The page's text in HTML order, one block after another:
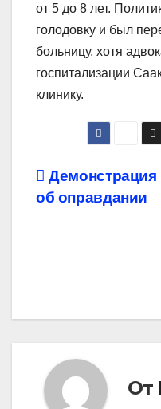
от 5 до 8 лет.
голодовку и был
больницу, хотя
госпитализации
клинику.
Навигация
Демонстрация
об оправдании
От